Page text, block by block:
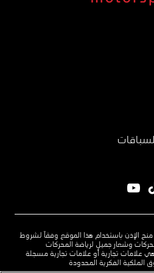
TikTok
منح الإذن باستخدام هذا الموقع وفقاً لشروط
وشعار جميل لرياضة المحركات
تجارية أو علامات تجارية مسجلة
الفكرية المحدودة